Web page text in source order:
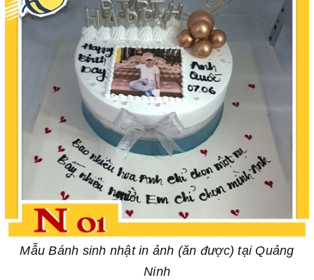
Mẫu Bánh sinh nhật in ảnh (ăn được) tại Quảng
Ninh